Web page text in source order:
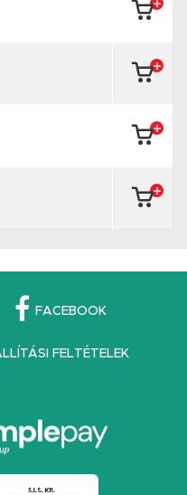
FACEBOOK
FELTÉTELEK